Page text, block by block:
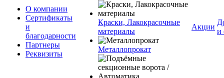
О компании
Сертификаты
и
благодарности
Партнеры
Реквизиты
Краски, Лакокрасочные
материалы
Металлопрокат
Акции
и